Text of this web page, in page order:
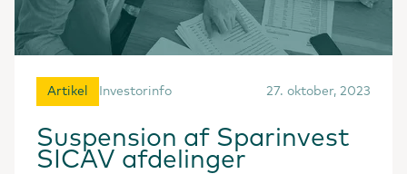
Artikel Investorinfo 27. oktober, 2023
Suspension af Sparinvest
SICAV afdelinger